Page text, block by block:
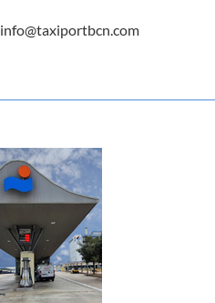
info@taxiportbcn.com